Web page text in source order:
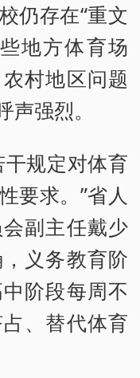
仍存在“重文
地方体育场
村地区问题
强烈。
规定对体育
要求。”省人
副主任戴少
义务教育阶
阶段每周不
、替代体育